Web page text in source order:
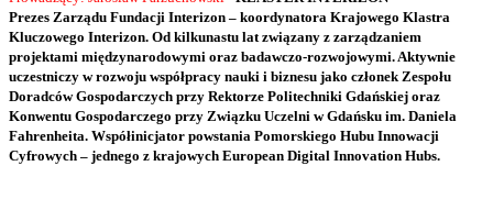
Prezes Zarządu Fundacji Interizon – koordynatora Krajowego Klastra
Kluczowego Interizon. Od kilkunastu lat związany z zarządzaniem
projektami międzynarodowymi oraz badawczo-rozwojowymi. Aktywnie
uczestniczy w rozwoju współpracy nauki i biznesu jako członek Zespołu
Doradców Gospodarczych przy Rektorze Politechniki Gdańskiej oraz
Konwentu Gospodarczego przy Związku Uczelni w Gdańsku im. Daniela
Fahrenheita. Współinicjator powstania Pomorskiego Hubu Innowacji
Cyfrowych – jednego z krajowych European Digital Innovation Hubs.